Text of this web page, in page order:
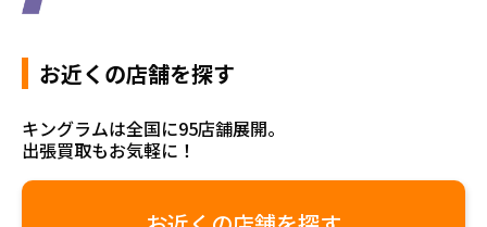
お近くの店舗を探す
キングラムは全国に95店舗展開。
出張買取もお気軽に！